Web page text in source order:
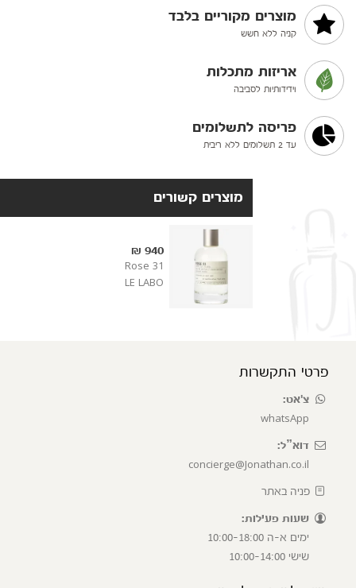
מוצרים מקוריים בלבד
קניה ללא חשש
אריזות מתכלות
וידידותיות לסביבה
פריסה לתשלומים
עד 2 תשלומים ללא ריבית
מוצרים קשורים
940 ₪
Rose 31
LE LABO
פרטי התקשרות
צ'אט:
whatsApp
דוא”ל:
concierge@Jonathan.co.il
פניה באתר
שעות פעילות:
ימים א-ה 10:00-18:00
שישי 10:00-14:00